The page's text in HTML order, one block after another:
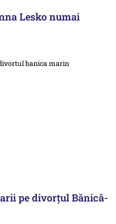
Lesko numai
pe divorțul Bănică-